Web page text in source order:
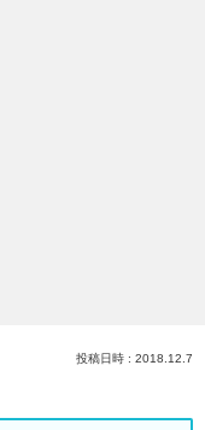
投稿日時 : 2018.12.7